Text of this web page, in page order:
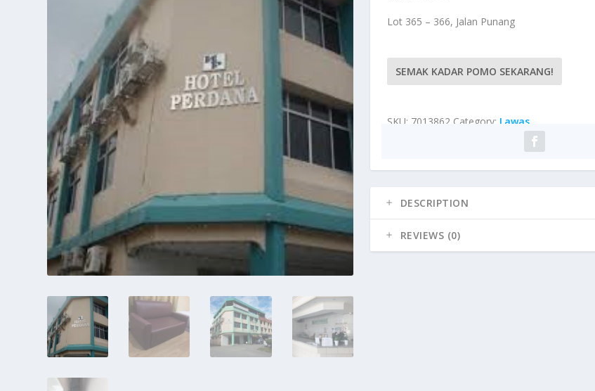
Lot 365 – 366, Jalan Punang
SEMAK KADAR POMO SEKARANG!
SKU: 7013862 Category: Lawas
DESCRIPTION
REVIEWS (0)